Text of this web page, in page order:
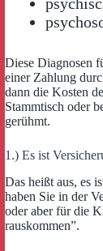
Diese Diagnosen
einer Zahlung
dann die Kosten
Stammtisch oder
gerühmt.
1.) Es ist
Das heißt aus, es
haben Sie in der
oder aber für die
rauskommen”.